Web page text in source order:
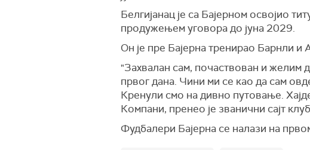
Белгијанац је са Бајерном освојио
продужењем уговора до јуна 2029.
Он је пре Бајерна тренирао Барнли и
"Захвалан сам, почаствован и желим
првог дана. Чини ми се као да сам
Кренули смо на дивно путовање.
Компани, пренео је званични сајт
Фудбалери Бајерна се налази на